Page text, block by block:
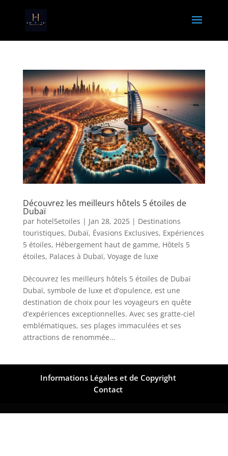
Découvrez les meilleurs hôtels 5 étoiles de
Dubaï
par hotel5etoiles | Jan 28, 2025| Destinations
touristiques, Dubaï, Évasions Exclusives, Expériences
5 étoiles, Hébergement haut de gamme, Hôtels 5
étoiles, Palaces à Dubaï, Voyage de luxe
Découvrez les meilleurs hôtels 5 étoiles de Dubaï
Dubaï, symbole de luxe et d’opulence, est une
destination de choix pour les voyageurs en quête
d’expériences exceptionnelles. Avec ses gratte-ciel
emblématiques, ses plages immaculées et ses
attractions de renommée...
Informations Légales et de Copyright
Contact